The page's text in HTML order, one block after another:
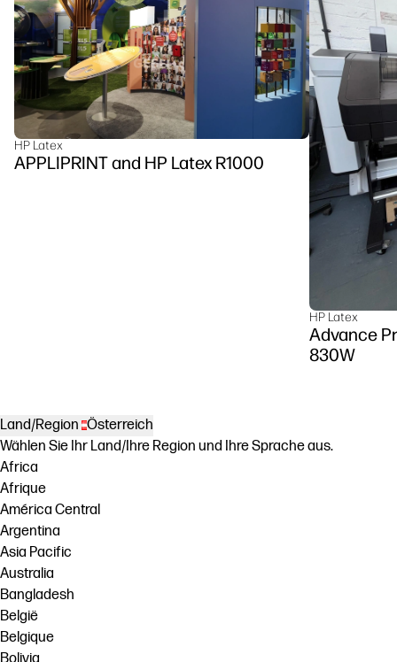
HP Latex
APPLIPRINT and HP Latex R1000
HP Latex
Advance
830W
Land/Region Österreich
Wählen Sie Ihr Land/Ihre Region und Ihre Sprache aus.
Africa
Afrique
América Central
Argentina
Asia Pacific
Australia
Bangladesh
België
Belgique